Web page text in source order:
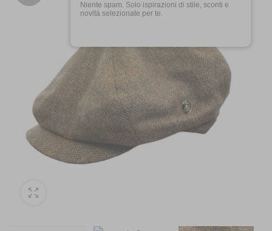
Niente spam. Solo ispirazioni di stile, sconti e
novità selezionate per te.